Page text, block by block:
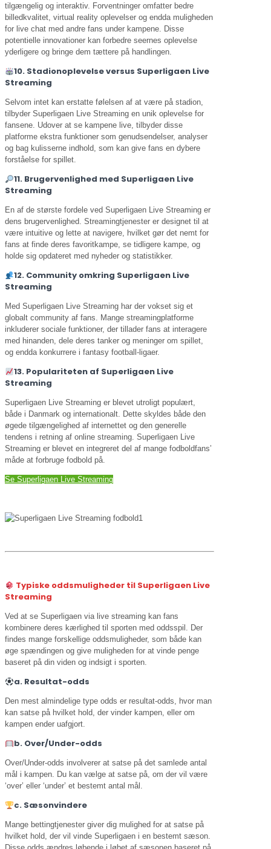
tilgængelig og interaktiv. Forventninger omfatter bedre
billedkvalitet, virtual reality oplevelser og endda muligheden
for live chat med andre fans under kampene. Disse
potentielle innovationer kan forbedre seernes oplevelse
yderligere og bringe dem tættere på handlingen.
10. Stadionoplevelse versus Superligaen Live
Streaming
Selvom intet kan erstatte følelsen af at være på stadion,
tilbyder Superligaen Live Streaming en unik oplevelse for
fansene. Udover at se kampene live, tilbyder disse
platforme ekstra funktioner som genudsendelser, analyser
og bag kulisserne indhold, som kan give fans en dybere
forståelse for spillet.
11. Brugervenlighed med Superligaen Live
Streaming
En af de største fordele ved Superligaen Live Streaming er
dens brugervenlighed. Streamingtjenester er designet til at
være intuitive og lette at navigere, hvilket gør det nemt for
fans at finde deres favoritkampe, se tidligere kampe, og
holde sig opdateret med nyheder og statistikker.
12. Community omkring Superligaen Live
Streaming
Med Superligaen Live Streaming har der vokset sig et
globalt community af fans. Mange streamingplatforme
inkluderer sociale funktioner, der tillader fans at interagere
med hinanden, dele deres tanker og meninger om spillet,
og endda konkurrere i fantasy football-ligaer.
13. Populariteten af Superligaen Live
Streaming
Superligaen Live Streaming er blevet utroligt populært,
både i Danmark og internationalt. Dette skyldes både den
øgede tilgængelighed af internettet og den generelle
tendens i retning af online streaming. Superligaen Live
Streaming er blevet en integreret del af mange fodboldfans’
måde at forbruge fodbold på.
Se Superligaen Live Streaming
Typiske oddsmuligheder til Superligaen Live
Streaming
Ved at se Superligaen via live streaming kan fans
kombinere deres kærlighed til sporten med oddsspil. Der
findes mange forskellige oddsmuligheder, som både kan
øge spændingen og give muligheden for at vinde penge
baseret på din viden og indsigt i sporten.
a. Resultat-odds
Den mest almindelige type odds er resultat-odds, hvor man
kan satse på hvilket hold, der vinder kampen, eller om
kampen ender uafgjort.
b. Over/Under-odds
Over/Under-odds involverer at satse på det samlede antal
mål i kampen. Du kan vælge at satse på, om der vil være
‘over’ eller ‘under’ et bestemt antal mål.
c. Sæsonvindere
Mange bettingtjenester giver dig mulighed for at satse på
hvilket hold, der vil vinde Superligaen i en bestemt sæson.